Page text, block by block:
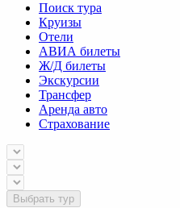
Поиск тура
Круизы
Отели
АВИА билеты
Ж/Д билеты
Экскурсии
Трансфер
Аренда авто
Страхование
Выбрать тур